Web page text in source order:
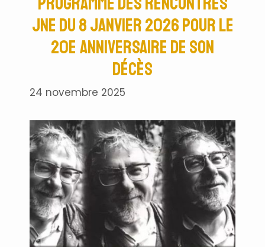
JNE du 8 janvier 2026 pour le
20e anniversaire de son
décès
24 novembre 2025